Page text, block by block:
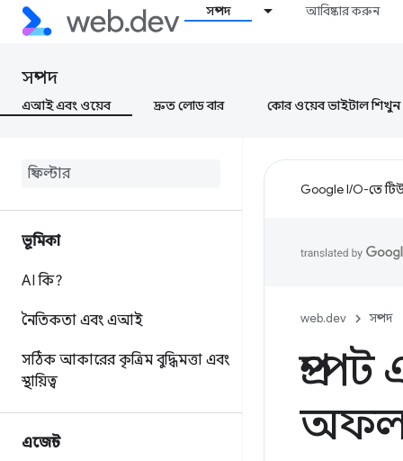
সম্পদ আবিষ্কার করুন
সম্পদ
এআই এবং ওয়েব দ্রুত লোড বার কোর ওয়েব ভাইটাল শিখুন
ভূমিকা
AI কি?
নৈতিকতা এবং এআই
সঠিক আকারের কৃত্রিম বুদ্ধিমত্তা এবং
স্থায়িত্ব
এজেন্ট
Google I/O-তে
web.dev সম্পদ